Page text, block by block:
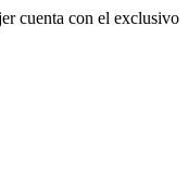
cuenta con el exclusivo